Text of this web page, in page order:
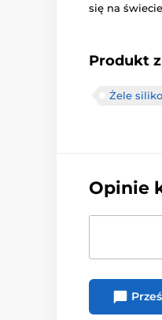
się na
Produkt
Żele
Opinie